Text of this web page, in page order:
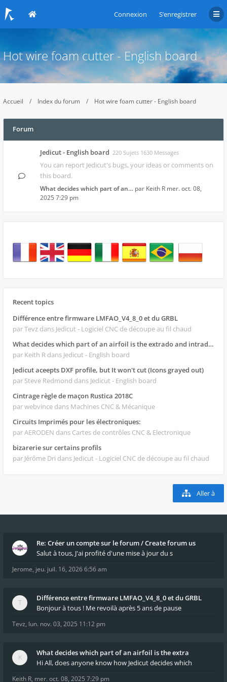
Connexion S’enregistrer
Hot wire foam cutter - English board
Accueil Index du forum Hot wire foam cutter - English board
Forum
Jedicut - English board 220 Sujets 1630 Messages
You can report Jedicut's bugs, your ideas or comments on
this board.
What decides which part of an… par Keith R mer. oct. 08,
2025 7:29 pm
Recent topics
Différence entre firmware LMFAO_V4_8_0 et du GRBL
par Tevz dans Jedicut - Logiciel CNC de découpe au fil chaud
What decides which part of an airfoil is the extrado and intrado?
par Keith R dans Jedicut - English board
Jedicut aceepts DXF profile, but It won't cut (Icons grayed out)
par Steve Redmond dans Jedicut - English board
Cintrage règle de maçon Rustica 2018C
par webvince dans Machines CNC & Mécanique
Circuits Imprimés pour les électroniques:
par AERODEN dans Cartes de contrôles CNC & Electronique
bizarerie sur certains profils
par Jérôme Dri dans Jedicut - Logiciel CNC de découpe au fil chaud
Aller à
Re: Créer un compte sur le forum / Create forum us
Salut à tous, J'ai profité d'une mise à jour du s
Jerome, jeu. juil. 16, 2026 6:56 am
Différence entre firmware LMFAO_V4_8_0 et du GRBL
Bonjour à tous ! Me revoilà après 5 ans de pause
Tevz, lun. nov. 03, 2025 11:12 pm
What decides which part of an airfoil is the extra
Hi All, does anyone know how Jedicut decides which
Keith R, mer. oct. 08, 2025 7:29 pm